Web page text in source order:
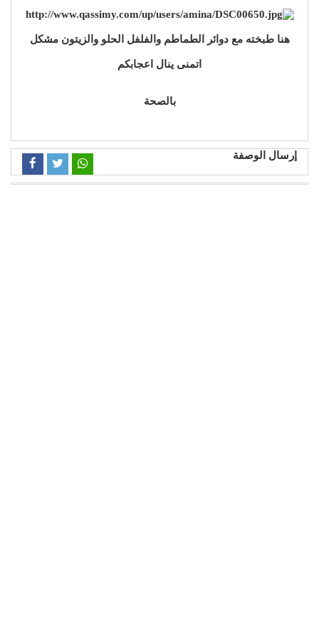
هنا طبخته مع دوائر الطماطم والفلفل الحلو والزيتون مشكل
اتمنى ينال اعجابكم
بالصحة
إرسال الوصفة